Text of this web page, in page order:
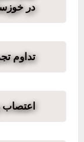
در
تداوم
اعتصاب